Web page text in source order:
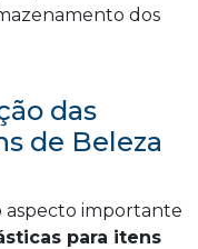
dos
das
de Beleza
aspecto importante
para itens